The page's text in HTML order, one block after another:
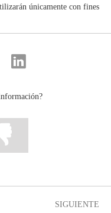
únicamente con fines
Compartir
en
SIGUIENTE